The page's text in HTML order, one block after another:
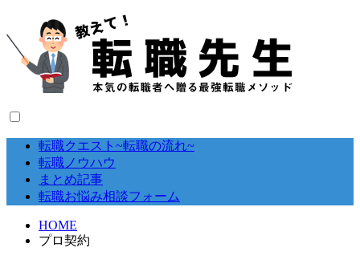
転職クエスト~転職の流れ~
転職ノウハウ
まとめ記事
転職お悩み相談フォーム
HOME
プロ契約